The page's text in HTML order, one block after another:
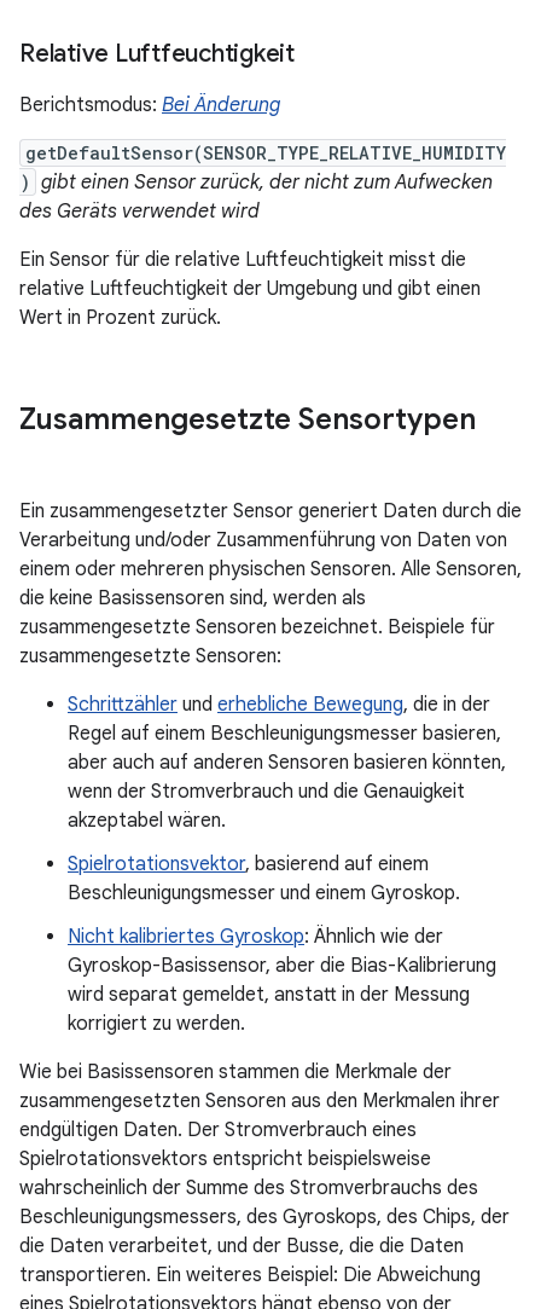
Relative Luftfeuchtigkeit
Berichtsmodus: Bei Änderung
getDefaultSensor(SENSOR_TYPE_RELATIVE_HUMIDITY
) gibt einen Sensor zurück, der nicht zum Aufwecken
des Geräts verwendet wird
Ein Sensor für die relative Luftfeuchtigkeit misst die
relative Luftfeuchtigkeit der Umgebung und gibt einen
Wert in Prozent zurück.
Zusammengesetzte Sensortypen
Ein zusammengesetzter Sensor generiert Daten durch die
Verarbeitung und/oder Zusammenführung von Daten von
einem oder mehreren physischen Sensoren. Alle Sensoren,
die keine Basissensoren sind, werden als
zusammengesetzte Sensoren bezeichnet. Beispiele für
zusammengesetzte Sensoren:
Schrittzähler und erhebliche Bewegung, die in der
Regel auf einem Beschleunigungsmesser basieren,
aber auch auf anderen Sensoren basieren könnten,
wenn der Stromverbrauch und die Genauigkeit
akzeptabel wären.
Spielrotationsvektor, basierend auf einem
Beschleunigungsmesser und einem Gyroskop.
Nicht kalibriertes Gyroskop: Ähnlich wie der
Gyroskop-Basissensor, aber die Bias-Kalibrierung
wird separat gemeldet, anstatt in der Messung
korrigiert zu werden.
Wie bei Basissensoren stammen die Merkmale der
zusammengesetzten Sensoren aus den Merkmalen ihrer
endgültigen Daten. Der Stromverbrauch eines
Spielrotationsvektors entspricht beispielsweise
wahrscheinlich der Summe des Stromverbrauchs des
Beschleunigungsmessers, des Gyroskops, des Chips, der
die Daten verarbeitet, und der Busse, die die Daten
transportieren. Ein weiteres Beispiel: Die Abweichung
eines Spielrotationsvektors hängt ebenso von der